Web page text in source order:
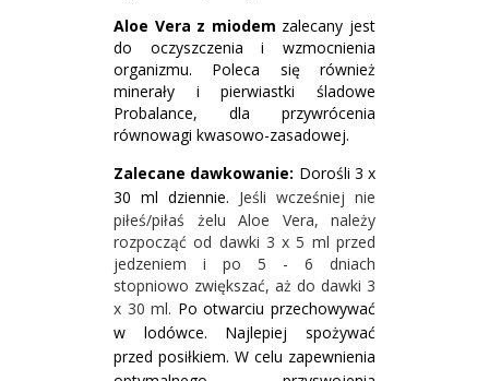
Aloe Vera z miodem zalecany jest
do oczyszczenia i wzmocnienia
organizmu. Poleca się również
minerały i pierwiastki śladowe
Probalance, dla przywrócenia
równowagi kwasowo-zasadowej.
Zalecane dawkowanie: Dorośli 3 x
30 ml dziennie. Jeśli wcześniej nie
piłeś/piłaś żelu Aloe Vera, należy
rozpocząć od dawki 3 x 5 ml przed
jedzeniem i po 5 - 6 dniach
stopniowo zwiększać, aż do dawki 3
x 30 ml. Po otwarciu przechowywać
w lodówce. Najlepiej spożywać
przed posiłkiem. W celu zapewnienia